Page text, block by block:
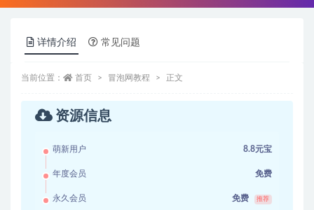
详情介绍 常见问题
当前位置： 首页 冒泡网教程 正文
资源信息
萌新用户 8.8元宝
年度会员 免费
永久会员 免费 推荐